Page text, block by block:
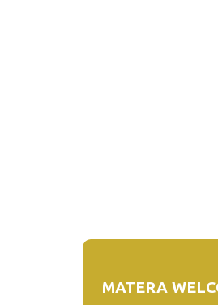
MATERA